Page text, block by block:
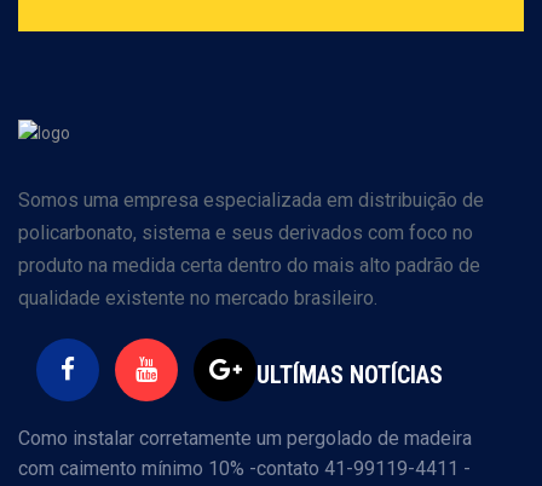
Somos uma empresa especializada em distribuição de
policarbonato, sistema e seus derivados com foco no
produto na medida certa dentro do mais alto padrão de
qualidade existente no mercado brasileiro.
ULTÍMAS NOTÍCIAS
Como instalar corretamente um pergolado de madeira
com caimento mínimo 10% -contato 41-99119-4411 -